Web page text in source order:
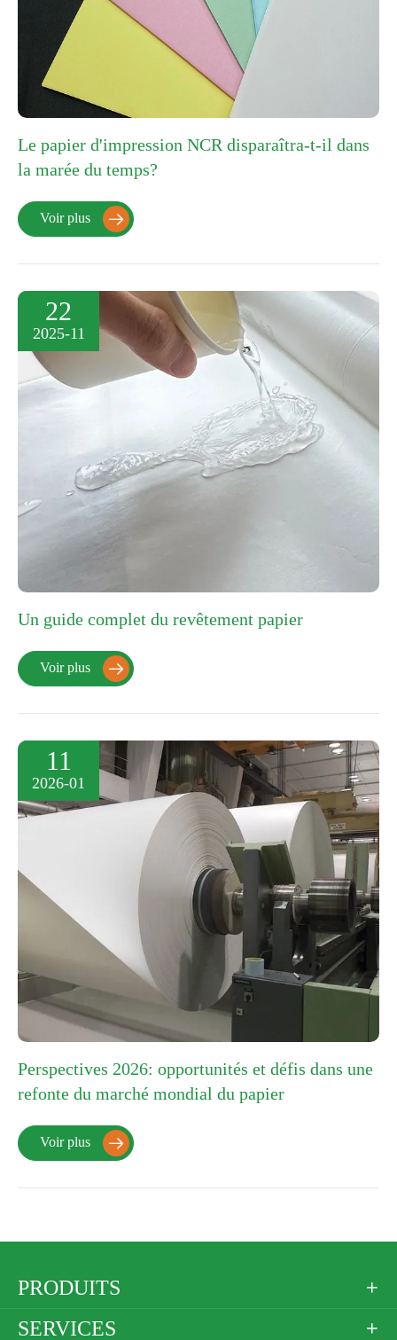
Le papier d'impression NCR disparaîtra-t-il dans
la marée du temps?
Voir plus 
22
2025-11
Un guide complet du revêtement papier
Voir plus 
11
2026-01
Perspectives 2026: opportunités et défis dans une
refonte du marché mondial du papier
Voir plus 
PRODUITS 
SERVICES 